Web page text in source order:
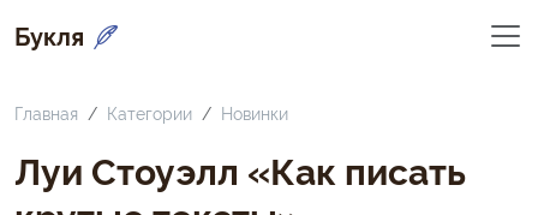
Букля
Главная Категории Новинки
Луи Стоуэлл «Как писать